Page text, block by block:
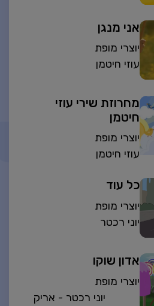
אני מנגן
יוצרי מופת
עוזי חיטמן
מחרוזת שירי עוזי
חיטמן
יוצרי מופת
עוזי חיטמן
כל עוד
יוצרי מופת
יוני רכטר
אדון שוקו
יוצרי מופת
יוני רכטר - אריק